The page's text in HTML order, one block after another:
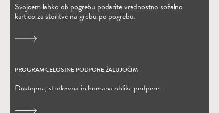
Svojcem lahko ob pogrebu podarite vrednostno sožalno
kartico za storitve na grobu po pogrebu.
PROGRAM CELOSTNE PODPORE ŽALUJOČIM
Dostopna, strokovna in humana oblika podpore.